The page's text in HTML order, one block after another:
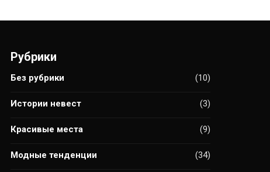
Рубрики
Без рубрики (10)
Истории невест (3)
Красивые места (9)
Модные тенденции (34)